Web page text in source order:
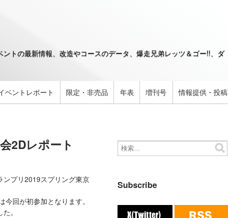
トの最新情報、改造やコースのデータ、爆走兄弟レッツ＆ゴー!!、ダ
ベントレポート 限定・非売品 年表 増刊号 情報提供・投稿
2Dレポート
プリ2019スプリング東京
回が初参加となります。
。
Subscribe